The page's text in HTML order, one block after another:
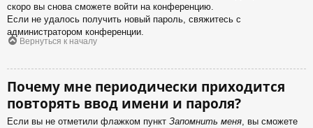
скоро вы снова сможете войти на конференцию.
Если не удалось получить новый пароль, свяжитесь с
администратором конференции.
Вернуться к началу
Почему мне периодически приходится
повторять ввод имени и пароля?
Если вы не отметили флажком пункт Запомнить меня, вы сможете